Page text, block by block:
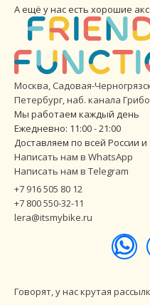
А ещё у нас есть хорошие
Москва, Садовая-
Петербург,наб. канала
Мы работаем каждый день
Ежедневно: 11:00 - 21:00
Доставляем по всей России
Написать нам в WhatsApp
Написать нам в Telegram
+7 916 505 80 12
+7 800 550-32-11
lera@itsmybike.ru
Говорят, у нас крутая